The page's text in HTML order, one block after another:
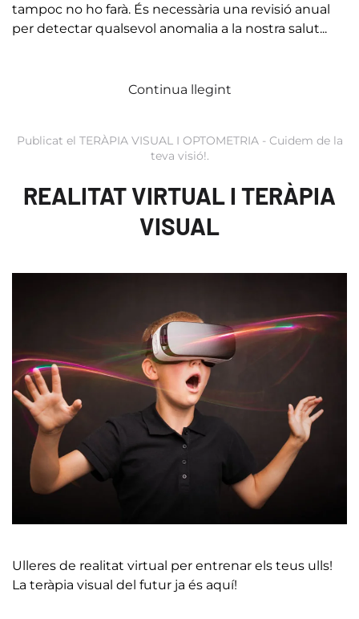
tampoc no ho farà. És necessària una revisió anual
per detectar qualsevol anomalia a la nostra salut...
Continua llegint
Publicat el TERÀPIA VISUAL I OPTOMETRIA - Cuidem de la
teva visió!.
REALITAT VIRTUAL I TERÀPIA
VISUAL
Ulleres de realitat virtual per entrenar els teus ulls!
La teràpia visual del futur ja és aquí!